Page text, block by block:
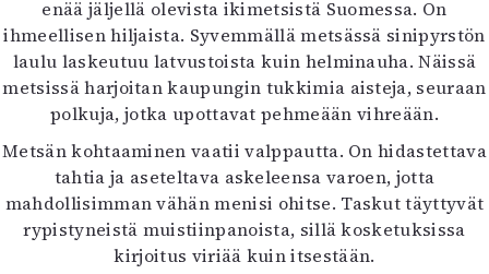
Kuvataide
Kirjat
In English
Esitystaide
Arkisto
Lehdet
4/2026
2–3/2026
1/2026
enää jäljellä olevista ikimetsistä Suomessa. On
ihmeellisen hiljaista. Syvemmällä metsässä sinipyrstön
laulu laskeutuu latvustoista kuin helminauha. Näissä
metsissä harjoitan kaupungin tukkimia aisteja, seuraan
polkuja, jotka upottavat pehmeään vihreään.
Metsän kohtaaminen vaatii valppautta. On hidastettava
tahtia ja aseteltava askeleensa varoen, jotta
mahdollisimman vähän menisi ohitse. Taskut täyttyvät
rypistyneistä muistiinpanoista, sillä kosketuksissa
kirjoitus viriää kuin itsestään.